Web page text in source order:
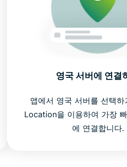
영국 서버에 연결
앱에서 영국 서버를 선택
Location을 이용하여 가장
에 연결합니다.